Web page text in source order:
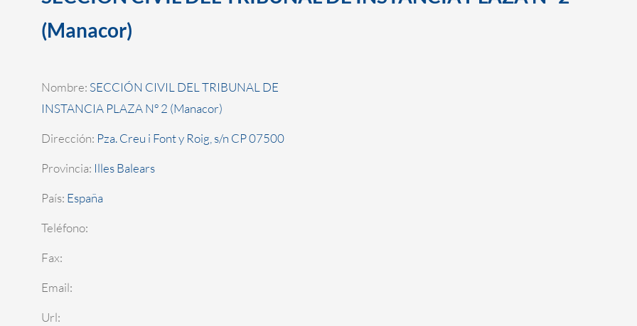
(Manacor)
Nombre: SECCIÓN CIVIL DEL TRIBUNAL DE
INSTANCIA PLAZA Nº 2 (Manacor)
Dirección: Pza. Creu i Font y Roig, s/n CP 07500
Provincia: Illes Balears
País: España
Teléfono:
Fax:
Email:
Url: